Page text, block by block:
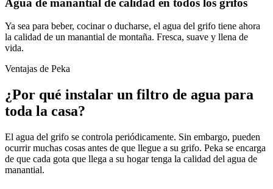
Ya sea para beber, cocinar o ducharse, el agua del grifo tiene ahora
la calidad de un manantial de montaña. Fresca, suave y llena de
vida.
Ventajas de Peka
¿Por qué instalar un filtro de agua para
toda la casa?
El agua del grifo se controla periódicamente. Sin embargo, pueden
ocurrir muchas cosas antes de que llegue a su grifo. Peka se encarga
de que cada gota que llega a su hogar tenga la calidad del agua de
manantial.